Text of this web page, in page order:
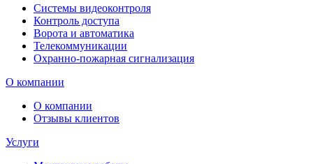
Системы видеоконтроля
Контроль доступа
Ворота и автоматика
Телекоммуникации
Охранно-пожарная сигнализация
О компании
О компании
Отзывы клиентов
Услуги